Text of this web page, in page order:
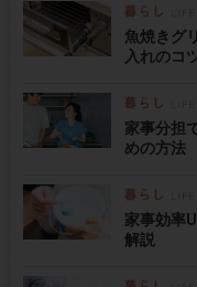
魚焼きグ
入れのコ
家事分担
めの方法
家事効率
解説